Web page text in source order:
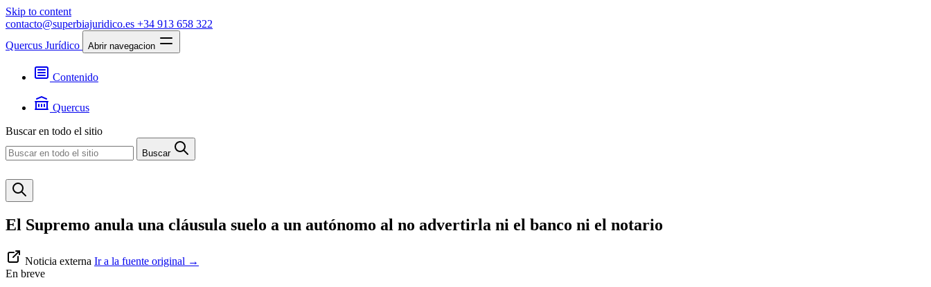
Skip to content
contacto@superbiajuridico.es +34 913 658 322
Quercus Jurídico
Abrir navegacion
Contenido
Noticias
Quercus
Contacto
Buscar en todo el sitio
Buscar
El Supremo anula una cláusula suelo a un autónomo al no advertirla ni el banco ni el notario
Noticia externa Ir a la fuente original →
En breve